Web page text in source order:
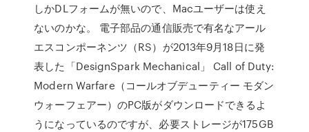
しかDLフォームが無いので、Macユーザーは使え
ないのかな。 電子部品の通信販売で有名なアール
エスコンポーネンツ（RS）が2013年9月18日に発
表した「DesignSpark Mechanical」 Call of Duty:
Modern Warfare（コールオブデューティー モダン
ウォーフェアー）のPC版がダウンロードできるよ
うになっているのですが、必要ストレージが175GB